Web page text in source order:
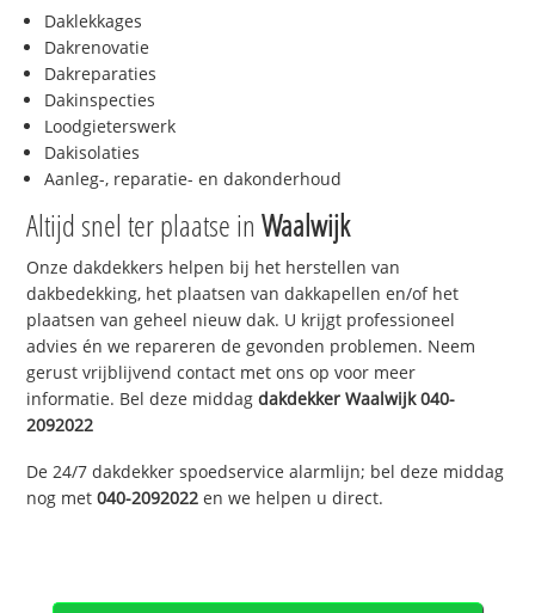
Daklekkages
Dakrenovatie
Dakreparaties
Dakinspecties
Loodgieterswerk
Dakisolaties
Aanleg-, reparatie- en dakonderhoud
Altijd snel ter plaatse inWaalwijk
Onze dakdekkers helpen bij het herstellen van
dakbedekking, het plaatsen van dakkapellen en/of het
plaatsen van geheel nieuw dak. U krijgt professioneel
advies én we repareren de gevonden problemen. Neem
gerust vrijblijvend contact met ons op voor meer
informatie. Bel deze middagdakdekkerWaalwijk040-
2092022
De 24/7 dakdekker spoedservice alarmlijn; bel deze middag
nog met040-2092022 en we helpen u direct.